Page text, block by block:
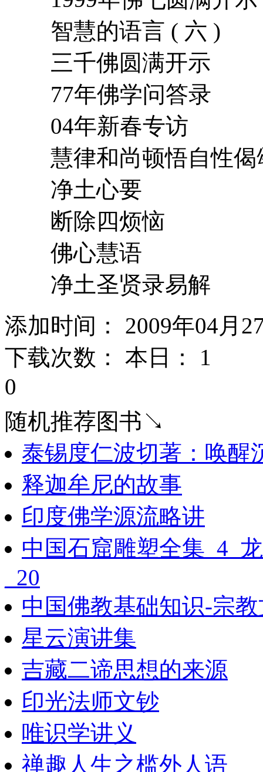
智慧的语言 ( 六 )
三千佛圆满开示
77年佛学问答录
04年新春专访
慧律和尚顿悟自性偈
净土心要
断除四烦恼
佛心慧语
净土圣贤录易解
添加时间： 2009年04月
下载次数： 本日： 1
0
随机推荐图书↘
泰锡度仁波切著：唤醒
释迦牟尼的故事
印度佛学源流略讲
中国石窟雕塑全集_4_
_20
中国佛教基础知识-宗
星云演讲集
吉藏二谛思想的来源
印光法师文钞
唯识学讲义
禅趣人生之槛外人语